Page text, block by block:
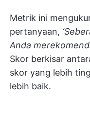
Metrik ini
pertanyaan,
Anda
Skor berkisar
skor yang lebih
lebih baik.